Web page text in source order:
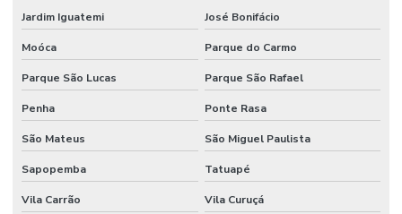
Jardim Iguatemi José Bonifácio
Moóca Parque do Carmo
Parque São Lucas Parque São Rafael
Penha Ponte Rasa
São Mateus São Miguel Paulista
Sapopemba Tatuapé
Vila Carrão Vila Curuçá